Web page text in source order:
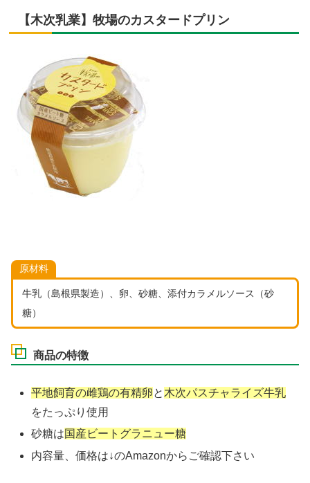
【木次乳業】牧場のカスタードプリン
原材料
牛乳（島根県製造）、卵、砂糖、添付カラメルソース（砂
糖）
商品の特徴
平地飼育の雌鶏の有精卵と 木次パスチャライズ牛乳
をたっぷり使用
砂糖は国産ビートグラニュー糖
内容量、価格は↓のAmazonからご確認下さい